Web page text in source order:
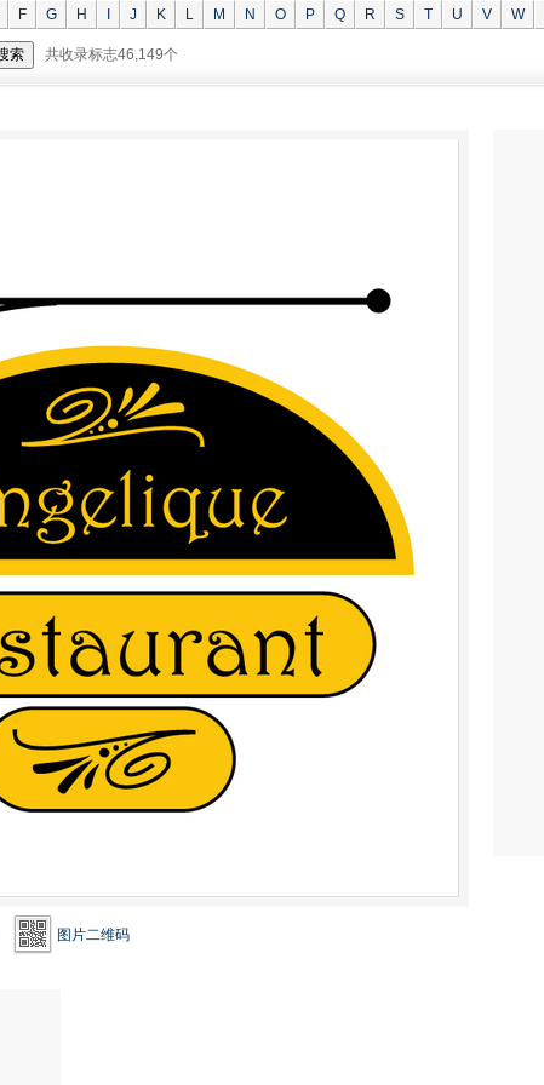
F G H J K L M N O P Q R S T U V W
共收录标志46,149个
图片二维码